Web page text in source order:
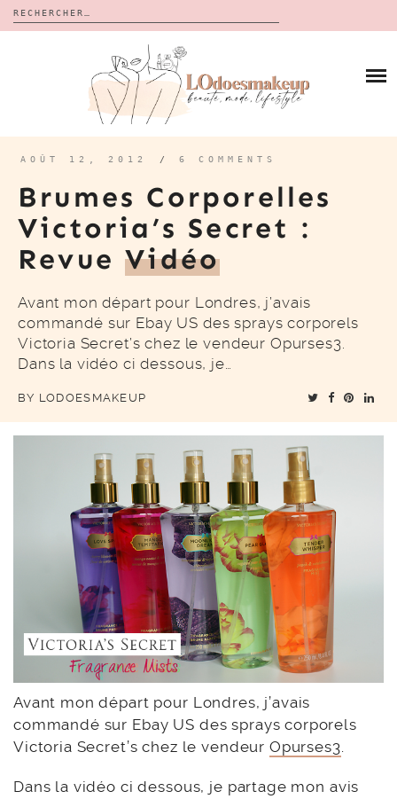
Rechercher :
CALENDRIERS DE L’AVENT
BON PLAN
À PROPOS
MES VIDÉOS
CONTACT
AOÛT 12, 2012 / 6 COMMENTS
Brumes Corporelles
Victoria’s Secret :
RevueVidéo
Avant mon départ pour Londres, j’avais
commandé sur Ebay US des sprays corporels
Victoria Secret’s chez le vendeur Opurses3.
Dans la vidéo ci dessous, je…
BY LODOESMAKEUP
Avant mon départ pour Londres, j’avais
commandé sur Ebay US des sprays corporels
Victoria Secret’s chez le vendeur Opurses3.
Dans la vidéo ci dessous, je partage mon avis